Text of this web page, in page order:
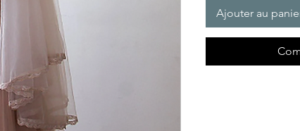
Ajouter au